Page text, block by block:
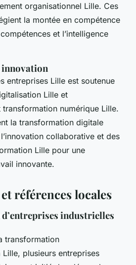
organisationnel Lille. Ces
la montée en compétence
et l’intelligence
entreprises Lille est soutenue
Lille et
transformation numérique Lille.
la transformation digitale
collaborative et des
Lille pour une
innovante.
et références locales
industrielles
transformation
plusieurs entreprises